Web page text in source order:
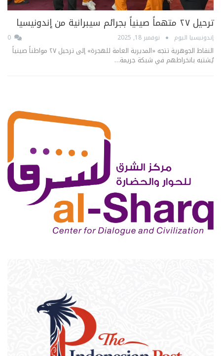
ترحيل ٢٧ متهماً صينياً بجرائم سيبرانية من إندونيسيا
إندونيسيا اليوم نوفمبر 18, 2025
النقاط الجوهرية تتجه «المديرية العامة للهجرة» إلى ترحيل ٢٧ مواطناً صينياً
يُشتبه بانخراطهم في شبكة جريمة…